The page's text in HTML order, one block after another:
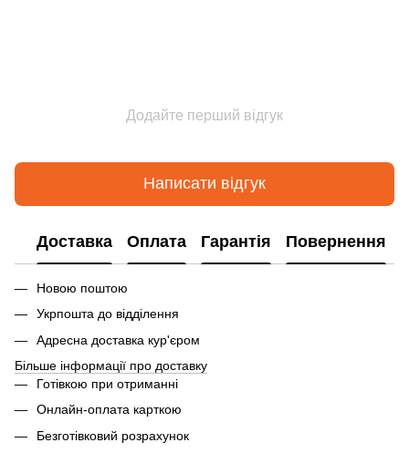
Додайте перший відгук
Написати відгук
Доставка Оплата Гарантія Повернення
Новою поштою
Укрпошта до відділення
Адресна доставка кур'єром
Більше інформації про доставку
Готівкою при отриманні
Онлайн-оплата карткою
Безготівковий розрахунок